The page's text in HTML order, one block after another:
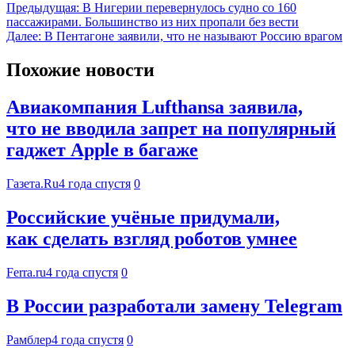
Предыдущая: В Нигерии перевернулось судно со 160
пассажирами. Большинство из них пропали без вести
Далее: В Пентагоне заявили, что не называют Россию врагом
Похожие новости
Авиакомпания Lufthansa заявила,
что не вводила запрет на популярный
гаджет Apple в багаже
Газета.Ru4 года спустя 0
Российские учёные придумали,
как сделать взгляд роботов умнее
Ferra.ru4 года спустя 0
В России разработали замену Telegram
Рамблер4 года спустя 0